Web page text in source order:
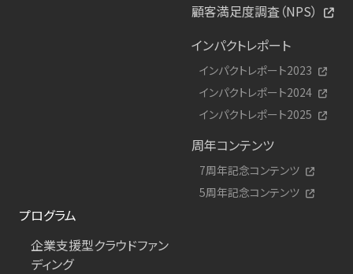
顧客満足度調査（NPS）
インパクトレポート
インパクトレポート2023
インパクトレポート2024
インパクトレポート2025
周年コンテンツ
7周年記念コンテンツ
5周年記念コンテンツ
プログラム
企業支援型クラウドファン
ディング